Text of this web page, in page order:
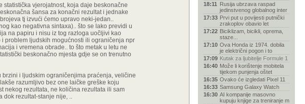
vjerojatnost, koja daje beskonačne
šansa za konačni rezultat i jednake
tj izvući ćemo upravo neki-jedan..
kao negativna sintaxa).. što se lako previdi u
na papiru i nisu iz tog razloga uočljivi kao
problem ljudskih mogućnosti ili ograničenja npr
i vremena obrade.. to što metak u letu ne
beskonačno mjesta gdje se on trenutno
i ljudskim ograničenjima praćenja, veličine
razumljivo bez one laičke greške koju
nekog rezultata, ne količina rezultata ili sam
dok rezultat-stanje nije, ..
18:11 Rusija ubrzava raspad
jedinstvenog globalnog inter
17:33 Prvi put u povijesti putnički
zrakoplov obavio let
17:22 Biciklizam, bicikli, oprema,
staze...
17:10 Ova Honda iz 1974. dobila
je električni pogon i to
17:09 Kutak za ljubitelje Formule 1
16:40 Može li korištenje mobitela
tijekom punjenja oštet
16:35 Ovako će izgledati Pixel 11
16:33 Samsung Galaxy Watch
16:30 AI kompanije masovno
kupuju knjige za treniranje m